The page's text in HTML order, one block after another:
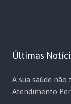
Últimas
A sua saúde
Atendimento